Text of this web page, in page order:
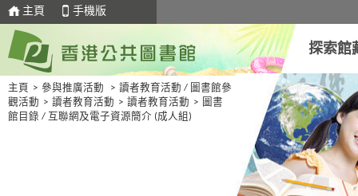
主頁 手機版
探索館
主頁 > 參與推廣活動 > 讀者教育活動 / 圖書館參
觀活動 > 讀者教育活動 > 讀者教育活動 > 圖書
館目錄 / 互聯網及電子資源簡介 (成人組)